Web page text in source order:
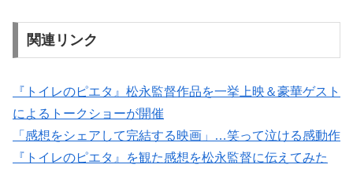
関連リンク
『トイレのピエタ』松永監督作品を一挙上映＆豪華ゲスト
によるトークショーが開催
「感想をシェアして完結する映画」…笑って泣ける感動作
『トイレのピエタ』を観た感想を松永監督に伝えてみた